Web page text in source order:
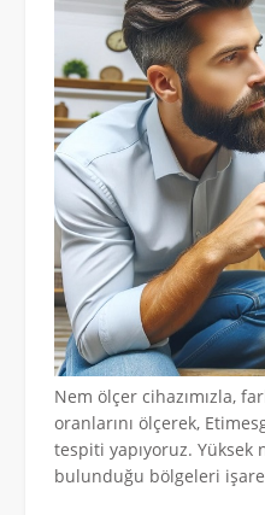
Nem ölçer cihazımızla,
oranlarını ölçerek,
tespiti yapıyoruz. Yüksek
bulunduğu bölgeleri